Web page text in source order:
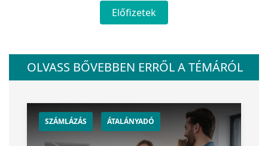
Előfizetek
OLVASS BŐVEBBEN ERRŐL A TÉMÁRÓL
SZÁMLÁZÁS ÁTALÁNYADÓ